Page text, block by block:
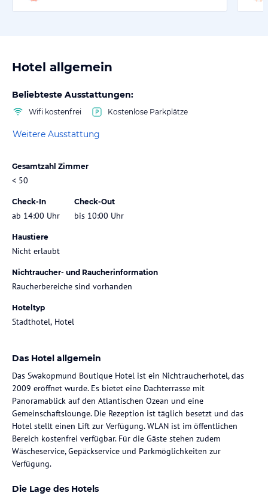
Hotel allgemein
Beliebteste Ausstattungen:
Wifi kostenfrei Kostenlose Parkplätze
Weitere Ausstattung
Gesamtzahl Zimmer
< 50
Check-In
ab 14:00 Uhr
Check-Out
bis 10:00 Uhr
Haustiere
Nicht erlaubt
Nichtraucher- und Raucherinformation
Raucherbereiche sind vorhanden
Hoteltyp
Stadthotel, Hotel
Das Hotel allgemein
Das Swakopmund Boutique Hotel ist ein Nichtraucherhotel, das
2009 eröffnet wurde. Es bietet eine Dachterrasse mit
Panoramablick auf den Atlantischen Ozean und eine
Gemeinschaftslounge. Die Rezeption ist täglich besetzt und das
Hotel stellt einen Lift zur Verfügung. WLAN ist im öffentlichen
Bereich kostenfrei verfügbar. Für die Gäste stehen zudem
Wäscheservice, Gepäckservice und Parkmöglichkeiten zur
Verfügung.
Die Lage des Hotels